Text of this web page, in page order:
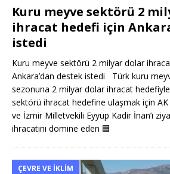
Kuru meyve sektörü 2
ihracat hedefi için
istedi
Kuru meyve sektörü 2 milyar dolar
Ankara’dan destek istedi Türk kuru
sezonuna 2 milyar dolar ihracat
sektörü ihracat hedefine ulaşmak için
ve İzmir Milletvekili Eyyüp Kadir İnan’ı
ihracatını domine eden 🟦
ÇEVRE VE İKLIM